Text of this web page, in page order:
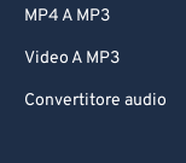
MP4 A MP3
Video A MP3
Convertitore audio